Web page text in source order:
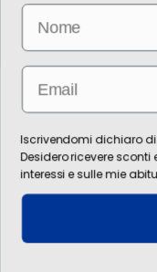
Sab
Ottieni sconti e
-5%su
Email
Name
Email
Iscrivendomi dichiaro
Desidero ricevere sconti
interessi e sulle mie